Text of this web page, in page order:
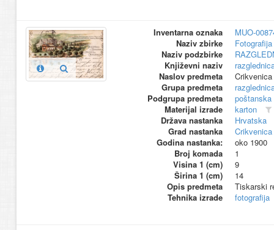
Inventarna oznaka
MUO-
Naziv zbirke
Naziv podzbirke
Književni naziv
Naslov predmeta
Grupa predmeta
Podgrupa predmeta
poštanska
Materijal izrade
karton
Država nastanka
Hrvatska
Grad nastanka
Crikvenica
Godina nastanka:
oko 1900
Broj komada
1
Visina 1 (cm)
9
Širina 1 (cm)
14
Opis predmeta
Tiskarski
Tehnika izrade
fotografija